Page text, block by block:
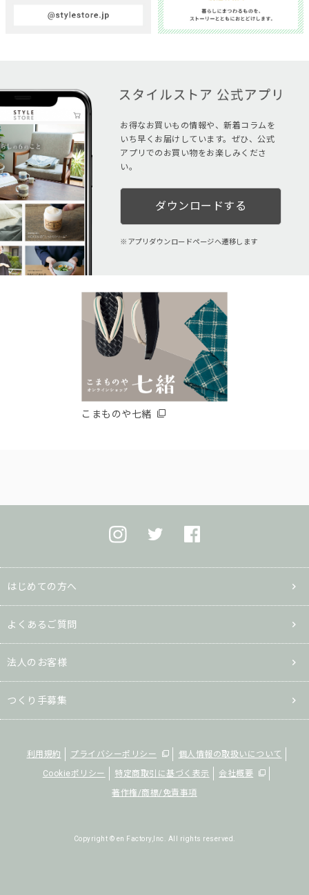
お得なお買いもの情報や、新着コラムを
いち早くお届けしています。ぜひ、公式
アプリでのお買い物をお楽しみくださ
い。
ダウンロードする
アプリダウンロードページへ遷移します
こまものや七緒
はじめての方へ
よくあるご質問
法人のお客様
つくり手募集
利用規約 プライバシーポリシー
個人情報の取扱いについて
Cookieポリシー
特定商取引に基づく表示
会社概要
著作権/商標/免責事項
Copyright © en Factory,Inc. All rights reserved.